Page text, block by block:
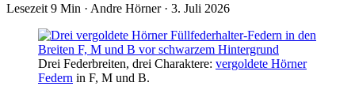
Lesezeit 9 Min · Andre Hörner · 3. Juli 2026
Drei Federbreiten, drei Charaktere: vergoldete Hörner
Federn in F, M und B.